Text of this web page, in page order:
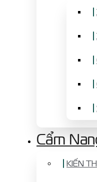
Cẩm
KIẾN